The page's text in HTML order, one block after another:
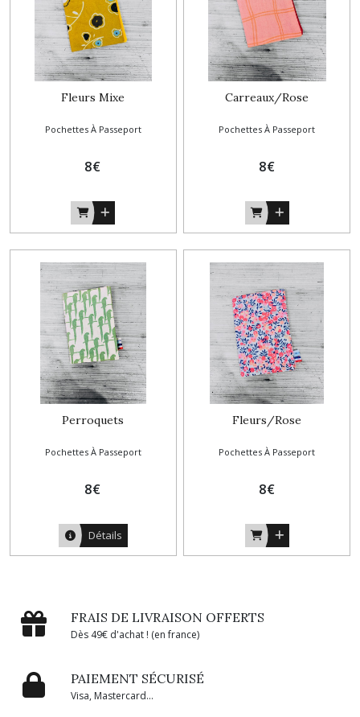
Fleurs Mixe
Pochettes À Passeport
8€
Carreaux/Rose
Pochettes À Passeport
8€
Perroquets
Pochettes À Passeport
8€
Détails
Fleurs/Rose
Pochettes À Passeport
8€
FRAIS DE LIVRAISON OFFERTS
Dès 49€ d'achat ! (en france)
PAIEMENT SÉCURISÉ
Visa, Mastercard...